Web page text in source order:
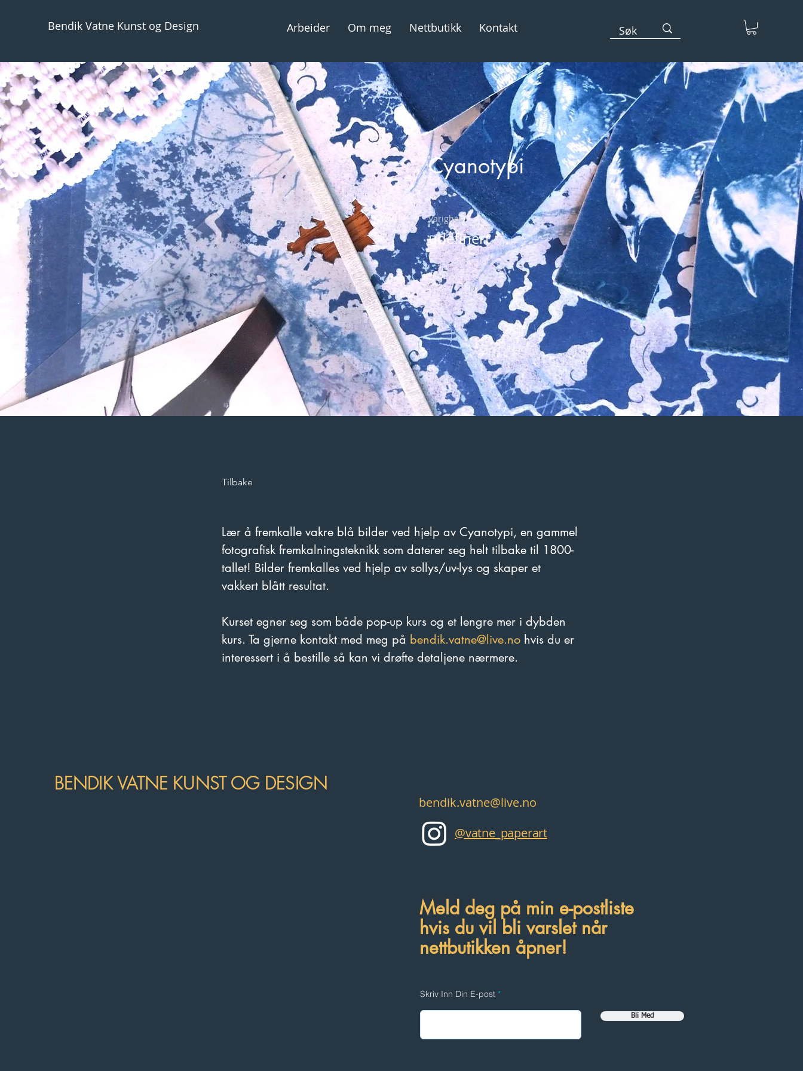
Bendik Vatne Kunst og Design Arbeider Om meg Nettbutikk Kontakt
Cyanotypi
Varighet
udefinert
Tilbake
Lær å fremkalle vakre blå bilder ved hjelp av Cyanotypi, en gammel
fotografisk fremkalningsteknikk som daterer seg helt tilbake til 1800-
tallet! Bilder fremkalles ved hjelp av sollys/uv-lys og skaper et
vakkert blått resultat.
Kurset egner seg som både pop-up kurs og et lengre mer i dybden
kurs. Ta gjerne kontakt med meg på bendik.vatne@live.no hvis du er
interessert i å bestille så kan vi drøfte detaljene nærmere.
BENDIK VATNE KUNST OG DESIGN
bendik.vatne@live.no
@vatne_paperart
Meld deg på min e-postliste
hvis du vil bli varslet når
nettbutikken åpner!
Skriv Inn Din E-post
Bli Med